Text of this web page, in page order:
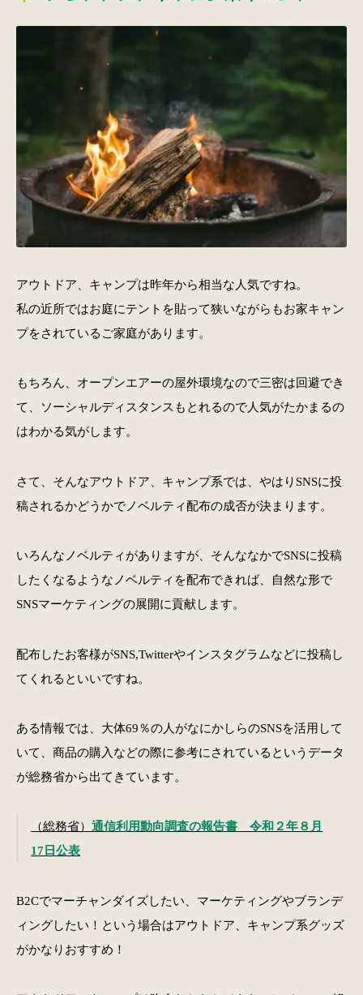
アウトドア、キャンプは昨年から相当な人気ですね。
私の近所ではお庭にテントを貼って狭いながらもお家キャン
プをされているご家庭があります。
もちろん、オープンエアーの屋外環境なので三密は回避でき
て、ソーシャルディスタンスもとれるので人気がたかまるの
はわかる気がします。
さて、そんなアウトドア、キャンプ系では、やはりSNSに投
稿されるかどうかでノベルティ配布の成否が決まります。
いろんなノベルティがありますが、そんななかでSNSに投稿
したくなるようなノベルティを配布できれば、自然な形で
SNSマーケティングの展開に貢献します。
配布したお客様がSNS,Twitterやインスタグラムなどに投稿し
てくれるといいですね。
ある情報では、大体69％の人がなにかしらのSNSを活用して
いて、商品の購入などの際に参考にされているというデータ
が総務省から出てきています。
（総務省）通信利用動向調査の報告書 令和２年８月
17日公表
B2Cでマーチャンダイズしたい、マーケティングやブランデ
ィングしたい！という場合はアウトドア、キャンプ系グッズ
がかなりおすすめ！